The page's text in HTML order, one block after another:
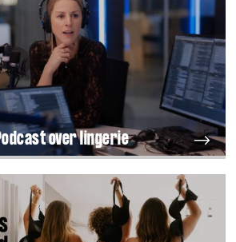
over lingerie